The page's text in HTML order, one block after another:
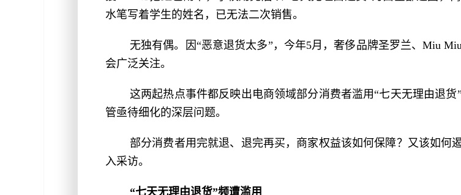
水笔写着学生的姓名，已无法二次销售。
无独有偶。因“恶意退货太多”，今年5月，奢侈品牌圣罗兰、Miu
会广泛关注。
这两起热点事件都反映出电商领域部分消费者滥用“七天无理由退
管亟待细化的深层问题。
部分消费者用完就退、退完再买，商家权益该如何保障？又该如何
入采访。
“七天无理由退货”频遭滥用